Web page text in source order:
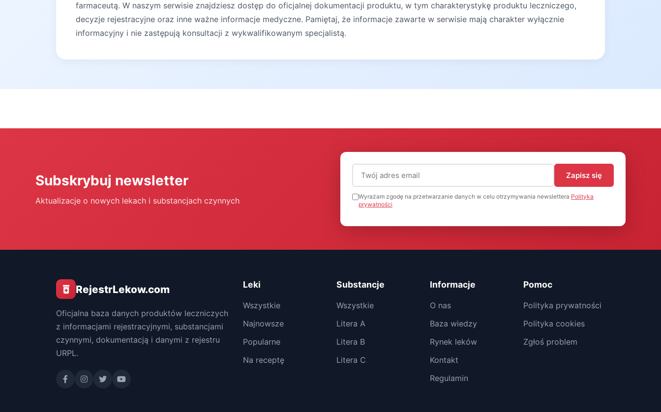
farmaceutą. W naszym serwisie znajdziesz dostęp do oficjalnej dokumentacji produktu, w tym charakterystykę produktu leczniczego,
decyzje rejestracyjne oraz inne ważne informacje medyczne. Pamiętaj, że informacje zawarte w serwisie mają charakter wyłącznie
informacyjny i nie zastępują konsultacji z wykwalifikowanym specjalistą.
Subskrybuj newsletter
Aktualizacje o nowych lekach i substancjach czynnych
Adres email (wymagany)
Zapisz się
Wyrażam zgodę na przetwarzanie danych w celu otrzymywania newslettera Polityka
prywatności
RejestrLekow.com
Oficjalna baza danych produktów leczniczych
z informacjami rejestracyjnymi, substancjami
czynnymi, dokumentacją i danymi z rejestru
URPL.
Leki
Wszystkie
Najnowsze
Popularne
Na receptę
Substancje
Wszystkie
Litera A
Litera B
Litera C
Informacje
O nas
Baza wiedzy
Rynek leków
Kontakt
Regulamin
Pomoc
Polityka prywatności
Polityka cookies
Zgłoś problem